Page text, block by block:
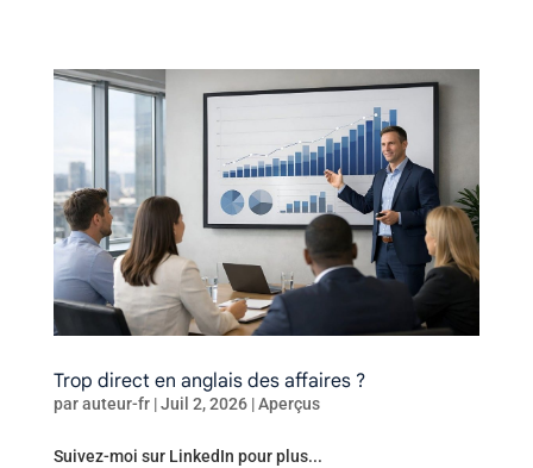
Trop direct en anglais des affaires ?
parauteur-fr|Juil 2, 2026|Aperçus
Suivez-moi sur LinkedIn pour plus...